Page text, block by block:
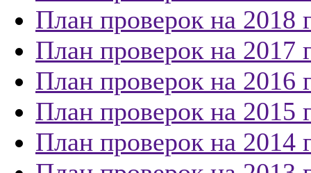
План проверок на 2018
План проверок на 2017
План проверок на 2016
План проверок на 2015
План проверок на 2014